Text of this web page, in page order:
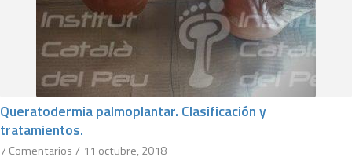
Queratodermia palmoplantar. Clasificación y
tratamientos.
7 Comentarios / 11 octubre, 2018